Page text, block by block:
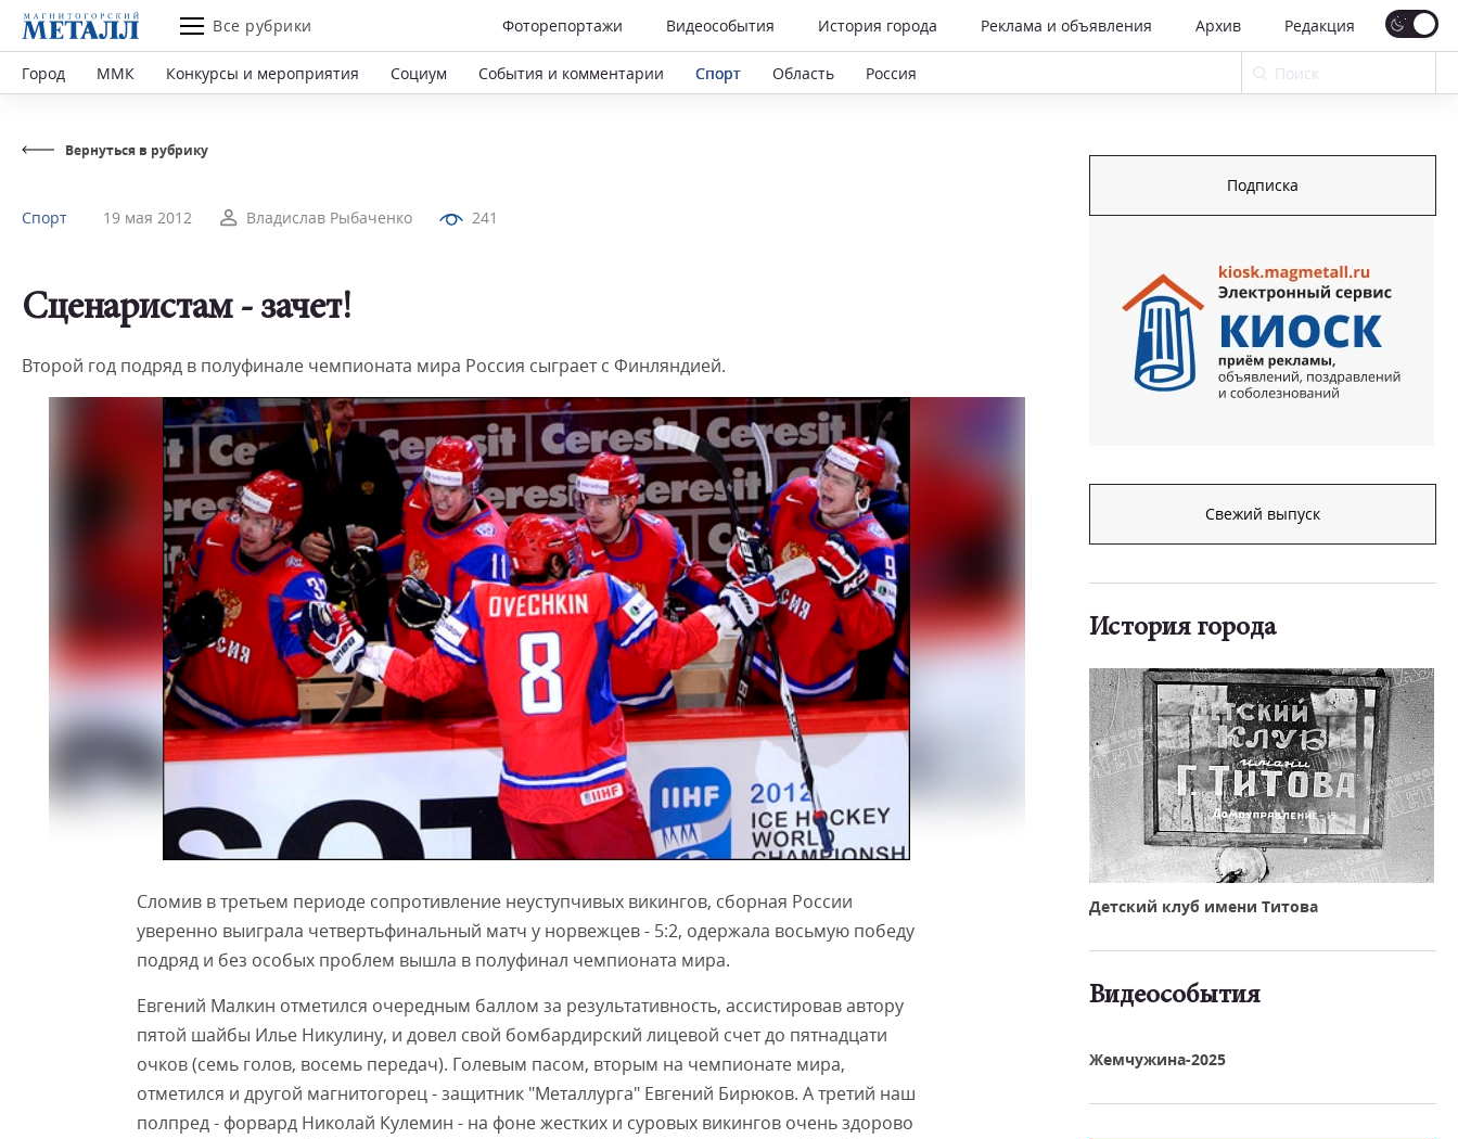
Все рубрики Фоторепортажи Видеособытия История города Реклама и объявления Архив Редакция
Город ММК Конкурсы и мероприятия Социум События и комментарии Спорт Область Россия
Вернуться в рубрику
Спорт 19 мая 2012 Владислав Рыбаченко 241
Сценаристам - зачет!
Второй год подряд в полуфинале чемпионата мира Россия сыграет с Финляндией.
Сломив в третьем периоде сопротивление неуступчивых викингов, сборная России
уверенно выиграла четвертьфинальный матч у норвежцев - 5:2, одержала восьмую победу
подряд и без особых проблем вышла в полуфинал чемпионата мира.
Евгений Малкин отметился очередным баллом за результативность, ассистировав автору
пятой шайбы Илье Никулину, и довел свой бомбардирский лицевой счет до пятнадцати
очков (семь голов, восемь передач). Голевым пасом, вторым на чемпионате мира,
отметился и другой магнитогорец - защитник "Металлурга" Евгений Бирюков. А третий наш
полпред - форвард Николай Кулемин - на фоне жестких и суровых викингов очень здорово
Подписка
Свежий выпуск
История города
Детский клуб имени Титова
Видеособытия
Жемчужина-2025